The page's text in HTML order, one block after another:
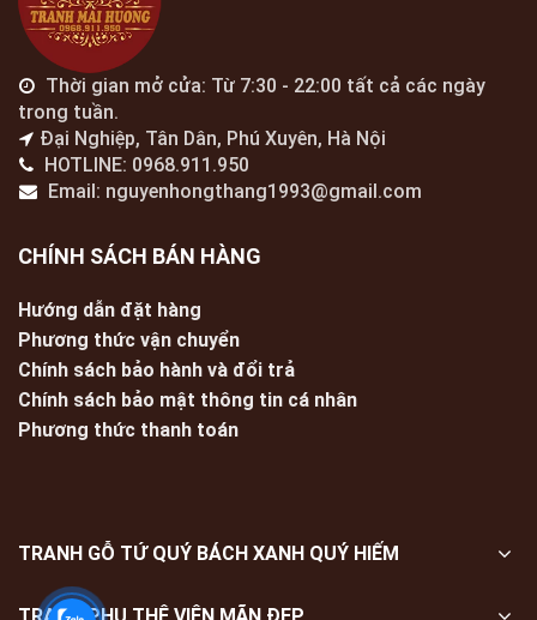
Thời gian mở cửa: Từ 7:30 - 22:00 tất cả các ngày
trong tuần.
Đại Nghiệp, Tân Dân, Phú Xuyên, Hà Nội
HOTLINE: 0968.911.950
Email: nguyenhongthang1993@gmail.com
CHÍNH SÁCH BÁN HÀNG
Hướng dẫn đặt hàng
Phương thức vận chuyển
Chính sách bảo hành và đổi trả
Chính sách bảo mật thông tin cá nhân
Phương thức thanh toán
TRANH GỖ TỨ QUÝ BÁCH XANH QUÝ HIẾM
TRANH PHU THÊ VIÊN MÃN ĐẸP